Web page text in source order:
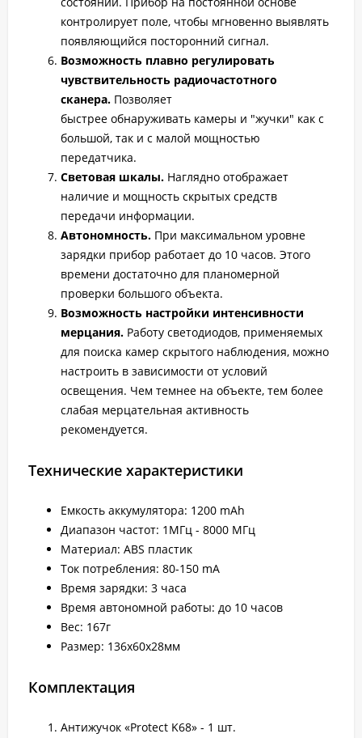
контролирует поле, чтобы мгновенно выявлять
появляющийся посторонний сигнал.
Возможность плавно регулировать
чувствительность радиочастотного
сканера. Позволяет
быстрее обнаруживать камеры и "жучки" как с
большой, так и с малой мощностью
передатчика.
Световая шкалы. Наглядно отображает
наличие и мощность скрытых средств
передачи информации.
Автономность. При максимальном уровне
зарядки прибор работает до 10 часов. Этого
времени достаточно для планомерной
проверки большого объекта.
Возможность настройки интенсивности
мерцания. Работу светодиодов, применяемых
для поиска камер скрытого наблюдения, можно
настроить в зависимости от условий
освещения. Чем темнее на объекте, тем более
слабая мерцательная активность
рекомендуется.
Технические характеристики
Емкость аккумулятора: 1200 mAh
Диапазон частот: 1МГц - 8000 МГц
Материал: ABS пластик
Ток потребления: 80-150 mA
Время зарядки: 3 часа
Время автономной работы: до 10 часов
Вес: 167г
Размер: 136х60х28мм
Комплектация
Антижучок «Protect K68» - 1 шт.